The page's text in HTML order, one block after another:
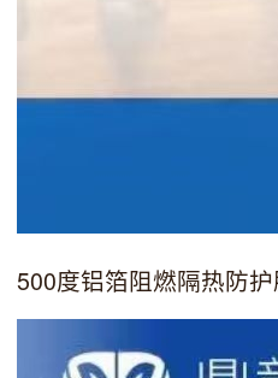
500度铝箔阻燃隔热防